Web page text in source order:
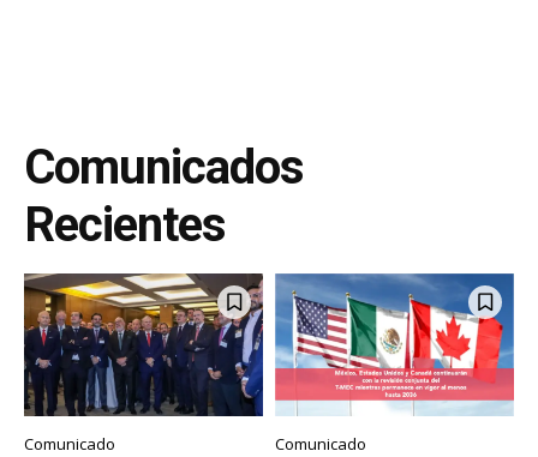
Comunicados
Recientes
Comunicado Comunicado